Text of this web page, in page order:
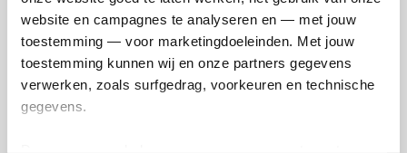
website en campagnes te analyseren en — met jouw
toestemming — voor marketingdoeleinden. Met jouw
toestemming kunnen wij en onze partners gegevens
verwerken, zoals surfgedrag, voorkeuren en technische
gegevens.